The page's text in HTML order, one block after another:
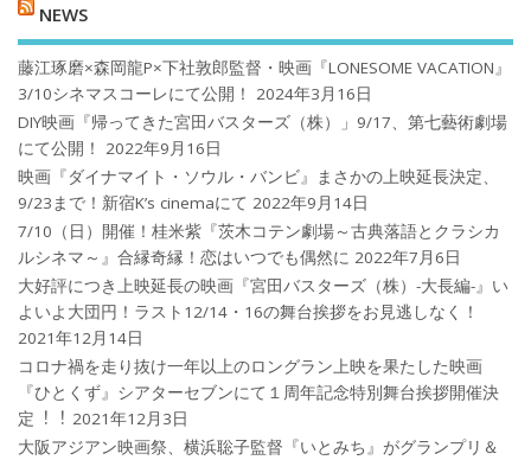
NEWS
藤江琢磨×森岡龍P×下社敦郎監督・映画『LONESOME VACATION』
3/10シネマスコーレにて公開！
2024年3月16日
DIY映画『帰ってきた宮田バスターズ（株）」9/17、第七藝術劇場
にて公開！
2022年9月16日
映画『ダイナマイト・ソウル・バンビ』まさかの上映延長決定、
9/23まで！新宿K’s cinemaにて 2022年9月14日
7/10（日）開催！桂米紫『茨木コテン劇場～古典落語とクラシカ
ルシネマ～』合縁奇縁！恋はいつでも偶然に 2022年7月6日
大好評につき上映延長の映画『宮田バスターズ（株）-大長編-』い
よいよ大団円！ラスト12/14・16の舞台挨拶をお見逃しなく！
2021年12月14日
コロナ禍を⾛り抜け⼀年以上のロングラン上映を果たした映画
『ひとくず』シアターセブンにて１周年記念特別舞台挨拶開催決
定︕︕ 2021年12月3日
大阪アジアン映画祭、横浜聡子監督『いとみち』がグランプリ＆